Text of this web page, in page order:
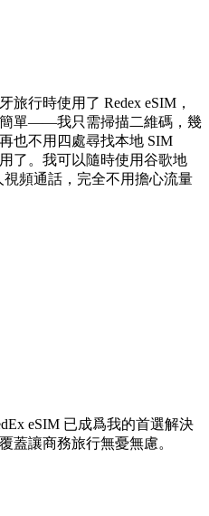
行時使用了 Redex eSIM，
單——我只需掃描二維碼，幾
也不用四處尋找本地 SIM
了。我可以隨時使用谷歌地
視頻通話，完全不用擔心流量
eSIM 已成爲我的首選解決
蓋讓商務旅行無憂無慮。